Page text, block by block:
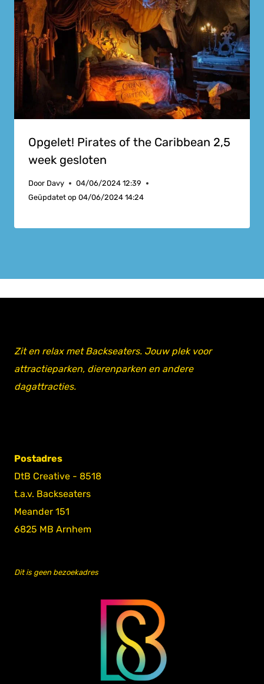
Opgelet! Pirates of the Caribbean 2,5
week gesloten
Door Davy
04/06/2024 12:39
Geüpdatet op 04/06/2024 14:24
Zit en relax met Backseaters. Jouw plek voor
attractieparken, dierenparken en andere
dagattracties.
Postadres
DtB Creative - 8518
t.a.v. Backseaters
Meander 151
6825 MB Arnhem
Dit is geen bezoekadres